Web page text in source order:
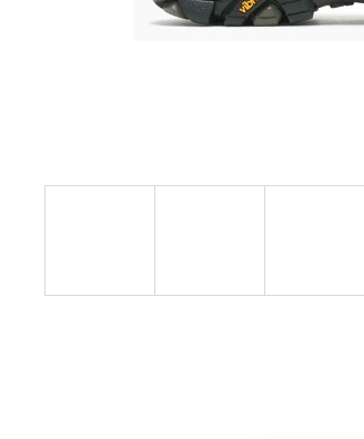
SAUCONY ENDORPHIN AZURA
VIZIRED/BLACK